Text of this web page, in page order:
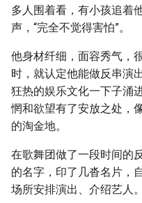
多人围着看，有小孩追着
声，“完全不觉得害怕”。
他身材纤细，面容秀气，
时，就认定他能做反串演
狂热的娱乐文化一下子涌
惘和欲望有了安放之处，
的淘金地。
在歌舞团做了一段时间的
的名字，印了几沓名片，
场所安排演出、介绍艺人。